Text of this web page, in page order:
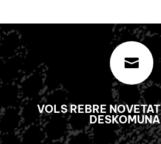

VOLS REBRE